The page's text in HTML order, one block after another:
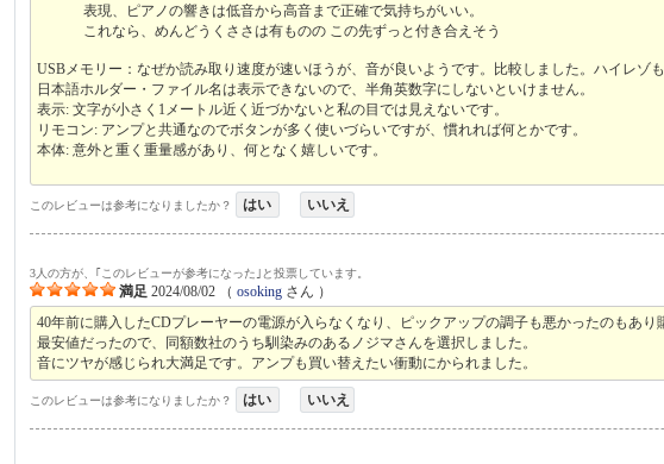
表現、ピアノの響きは低音から高音まで正確で気持ちがいい。
これなら、めんどうくささは有ものの この先ずっと付き合えそう
USBメモリー：なぜか読み取り速度が速いほうが、音が良いようです。比較しました。ハイレゾも
日本語ホルダー・ファイル名は表示できないので、半角英数字にしないといけません。
表示: 文字が小さく1メートル近く近づかないと私の目では見えないです。
リモコン: アンプと共通なのでボタンが多く使いづらいですが、慣れれば何とかです。
本体: 意外と重く重量感があり、何となく嬉しいです。
このレビューは参考になりましたか？ はい いいえ
3人の方が、｢このレビューが参考になった｣と投票しています。
満足 2024/08/02 （osoking さん ）
40年前に購入したCDプレーヤーの電源が入らなくなり、ピックアップの調子も悪かったのもあ
最安値だったので、同額数社のうち馴染みのあるノジマさんを選択しました。
音にツヤが感じられ大満足です。アンプも買い替えたい衝動にかられました。
このレビューは参考になりましたか？ はい いいえ